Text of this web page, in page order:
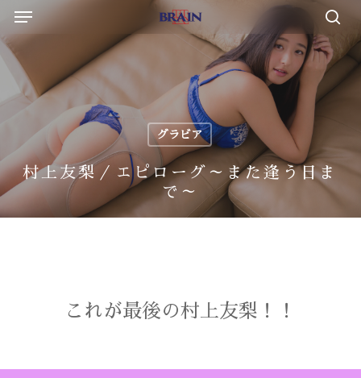
Skip
main
content
Menu
グラビア
村上友梨／エピローグ～また逢う日ま
で～
これが最後の村上友梨！！